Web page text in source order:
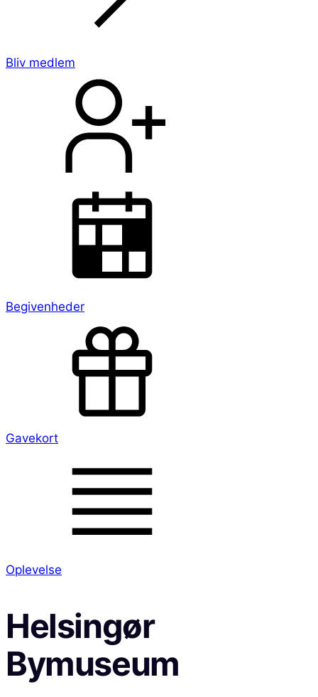
Bliv medlem
Begivenheder
Gavekort
Oplevelse
Helsingør
Bymuseum